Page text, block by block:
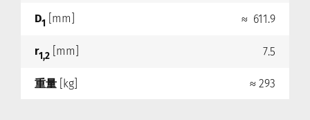
D1 [mm] ≈ 611.9
r1,2 [mm] 7.5
重量 [kg] ≈ 293